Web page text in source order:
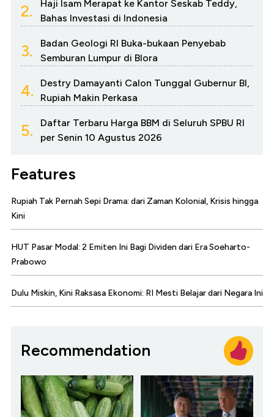
2.
Haji Isam Merapat ke Kantor Seskab Teddy,
Bahas Investasi di Indonesia
3.
Badan Geologi RI Buka-bukaan Penyebab
Semburan Lumpur di Blora
4.
Destry Damayanti Calon Tunggal Gubernur BI,
Rupiah Makin Perkasa
5.
Daftar Terbaru Harga BBM di Seluruh SPBU RI
per Senin 10 Agustus 2026
Features
Rupiah Tak Pernah Sepi Drama: dari Zaman Kolonial, Krisis hingga
Kini
HUT Pasar Modal: 2 Emiten Ini Bagi Dividen dari Era Soeharto-
Prabowo
Dulu Miskin, Kini Raksasa Ekonomi: RI Mesti Belajar dari Negara Ini
Recommendation